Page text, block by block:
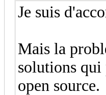
Je suis
Mais la
solutions
open source.